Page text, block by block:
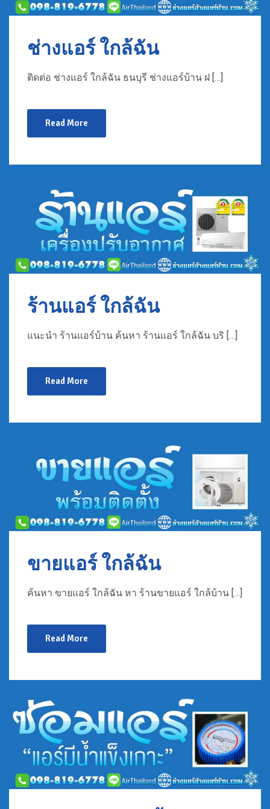
ช่างแอร์ ใกล้ฉัน
ติดต่อ ช่างแอร์ ใกล้ฉัน ธนบุรี ช่างแอร์บ้าน ฝ […]
Read More
ร้านแอร์ ใกล้ฉัน
แนะนำ ร้านแอร์บ้าน ค้นหา ร้านแอร์ ใกล้ฉัน บริ […]
Read More
ขายแอร์ ใกล้ฉัน
ค้นหา ขายแอร์ ใกล้ฉัน หา ร้านขายแอร์ ใกล้บ้าน […]
Read More